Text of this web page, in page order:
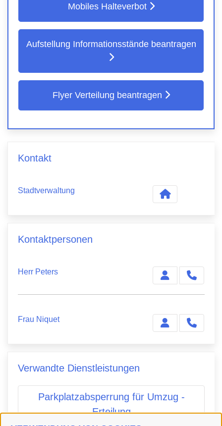
Mobiles Halteverbot
Aufstellung Informationsstände beantragen
Flyer Verteilung beantragen
Kontakt
Stadtverwaltung
Kontaktpersonen
Herr Peters
Frau Niquet
Verwandte Dienstleistungen
Parkplatzabsperrung für Umzug -
Erteilung